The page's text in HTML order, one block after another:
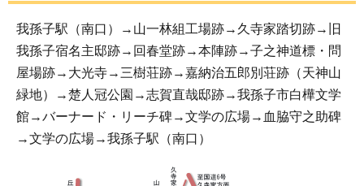
我孫子駅（南口）→山一林組工場跡→久寺家踏切跡→旧
我孫子宿名主邸跡→回春堂跡→本陣跡→子之神道標・問
屋場跡→大光寺→三樹荘跡→嘉納治五郎別荘跡（天神山
緑地）→楚人冠公園→志賀直哉邸跡→我孫子市白樺文学
館→バーナード・リーチ碑→文学の広場→血脇守之助碑
→文学の広場→我孫子駅（南口）